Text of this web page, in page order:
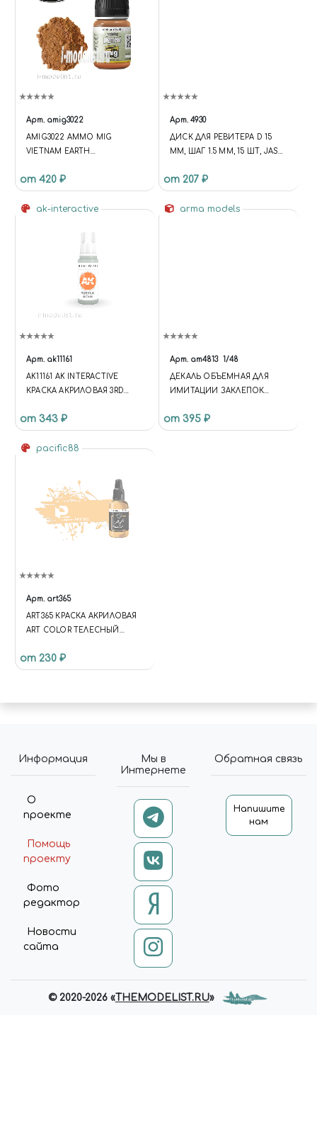
Арт. amig3022
AMIG3022 AMMO MIG
VIETNAM EARTH
от 420 ₽
Арт. 4930
ДИСК ДЛЯ РЕВИТЕРА D 15
ММ, ШАГ 1.5 ММ, 15 ШТ, JAS
от 207 ₽
ak-interactive
Арт. ak11161
AK11161 AK INTERACTIVE
КРАСКА АКРИЛОВАЯ 3RD
ГОЛУБОЙ", 17 МЛ
от 343 ₽
arma models
Арт. am4813 1/48
ДЕКАЛЬ ОБЪЕМНАЯ ДЛЯ
ИМИТАЦИИ ЗАКЛЕПОК
от 395 ₽
pacific88
Арт. art365
ART365 КРАСКА АКРИЛОВАЯ
ART COLOR ТЕЛЕСНЫЙ
от 230 ₽
Информация
О
проекте
Помощь
проекту
Фото
редактор
Новости
сайта
Мы в
Интернете
Обратная связь
Напишите
нам
© 2020-2026 «THEMODELIST.RU»